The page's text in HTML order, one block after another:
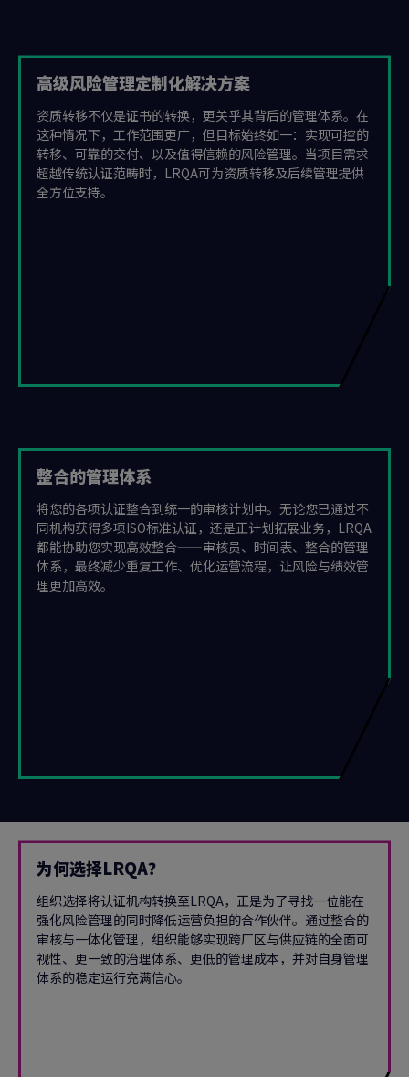
高级风险管理定制化解决方案
资质转移不仅是证书的转换，更关乎其背后的管理体系。在
这种情况下，工作范围更广，但目标始终如一：实现可控的
转移、可靠的交付、以及值得信赖的风险管理。当项目需求
超越传统认证范畴时，LRQA可为资质转移及后续管理提供
全方位支持。
整合的管理体系
将您的各项认证整合到统一的审核计划中。无论您已通过不
同机构获得多项ISO标准认证，还是正计划拓展业务，LRQA
都能协助您实现高效整合——审核员、时间表、整合的管理
体系，最终减少重复工作、优化运营流程，让风险与绩效管
理更加高效。
为何选择LRQA？
组织选择将认证机构转换至LRQA，正是为了寻找一位能在
强化风险管理的同时降低运营负担的合作伙伴。通过整合的
审核与一体化管理，组织能够实现跨厂区与供应链的全面可
视性、更一致的治理体系、更低的管理成本，并对自身管理
体系的稳定运行充满信心。